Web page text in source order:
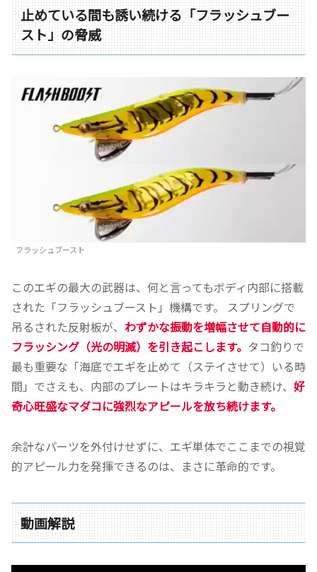
止めている間も誘い続ける「フラッシュブー
スト」の脅威
フラッシュブースト
このエギの最大の武器は、何と言ってもボディ内部に搭載
された「フラッシュブースト」機構です。 スプリングで
吊るされた反射板が、 わずかな振動を増幅させて自動的に
フラッシング（光の明滅）を引き起こします。 タコ釣りで
最も重要な「海底でエギを止めて（ステイさせて）いる時
間」でさえも、内部のプレートはキラキラと動き続け、 好
奇心旺盛なマダコに強烈なアピールを放ち続けます。
余計なパーツを外付けせずに、エギ単体でここまでの視覚
的アピール力を発揮できるのは、まさに革命的です。
動画解説